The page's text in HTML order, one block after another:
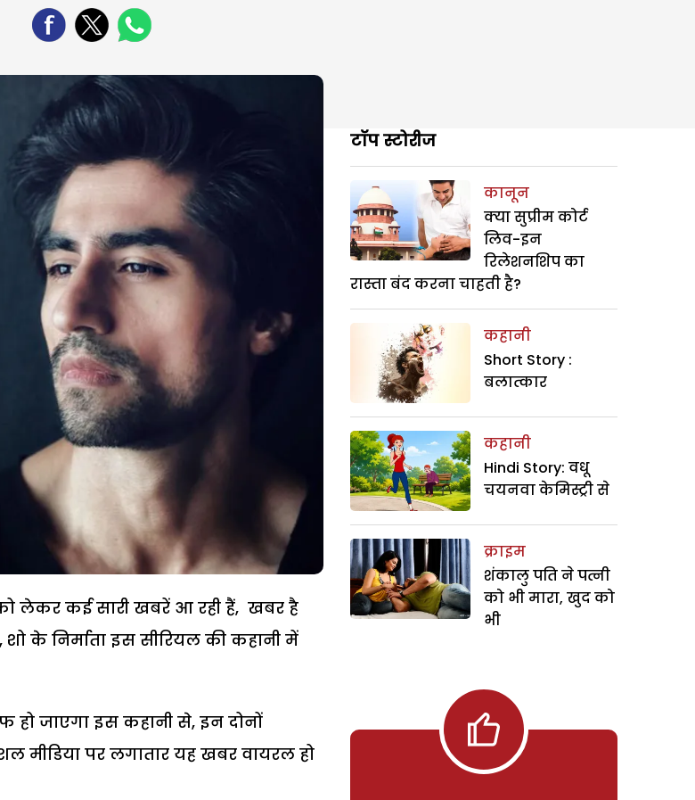
को लेकर कई सारी खबरें आ रही हैं, खबर है
के निर्माता इस सीरियल की कहानी में
हो जाएगा इस कहानी से, इन दोनों
मीडिया पर लगातार यह खबर वायरल हो
टॉप स्टोरीज
कानून
क्या सुप्रीम कोर्ट
लिव-इन
रिलेशनशिप का
रास्ता बंद करना चाहती है?
कहानी
Short Story :
बलात्कार
कहानी
Hindi Story: वधू
चयनवा केमिस्ट्री से
क्राइम
शंकालु पति ने पत्नी
को भी मारा, खुद को
भी